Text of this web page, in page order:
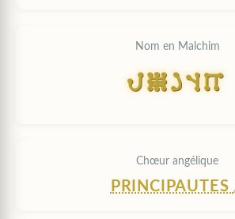
Nom en Malchim
laJnd
Chœur angélique
PRINCIPAUTES